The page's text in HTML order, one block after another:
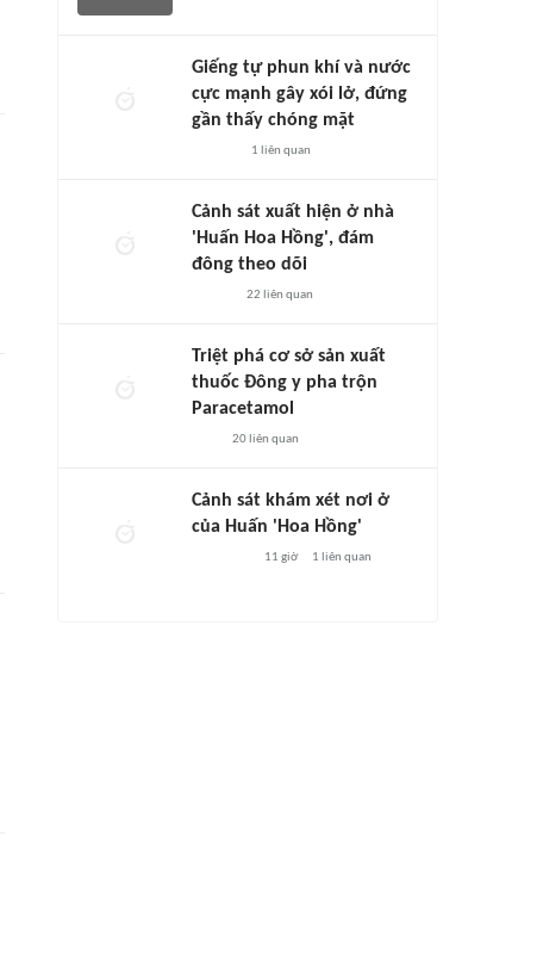
Giếng tự phun khí và nước
cực mạnh gây xói lở, đứng
gần thấy chóng mặt
1 liên quan
Cảnh sát xuất hiện ở nhà
'Huấn Hoa Hồng', đám
đông theo dõi
22 liên quan
Triệt phá cơ sở sản xuất
thuốc Đông y pha trộn
Paracetamol
20liên quan
Cảnh sát khám xét nơi ở
của Huấn 'Hoa Hồng'
11 giờ 1 liên quan